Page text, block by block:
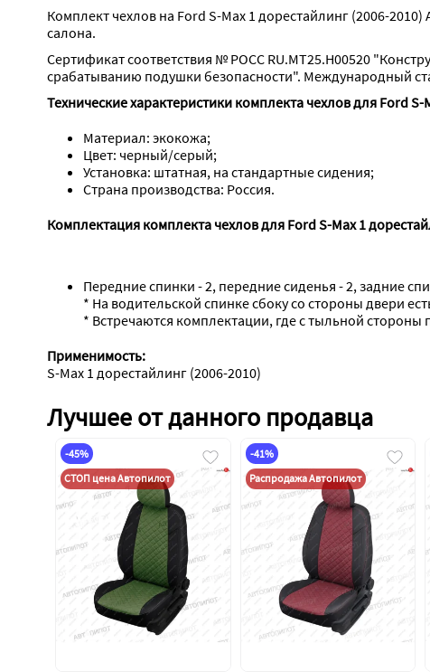
Комплект чехлов на Ford S-Max 1 дорестайлинг (2006-
салона.
Сертификат соответствия № РОСС RU.МТ25.Н00520
срабатыванию подушки безопасности". Международный
Технические характеристики комплекта чехлов для Ford
Материал: экокожа;
Цвет: черный/серый;
Установка: штатная, на стандартные сидения;
Страна производства: Россия.
Комплектация комплекта чехлов для Ford S-Max 1
Передние спинки - 2, передние сиденья - 2, задние
* На водительской спинке сбоку со стороны двери
* Встречаются комплектации, где с тыльной
Применимость:
S-Max 1 дорестайлинг (2006-2010)
Лучшее от данного продавца
-45%
СТОП цена Автопилот
-41%
Распродажа Автопилот